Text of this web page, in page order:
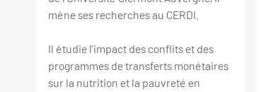
mène ses recherches au CERDI.
Il étudie l’impact des conflits et des
programmes de transferts monétaires
sur la nutrition et la pauvreté en